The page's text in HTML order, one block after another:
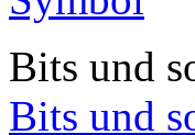
Bits und
Bits und